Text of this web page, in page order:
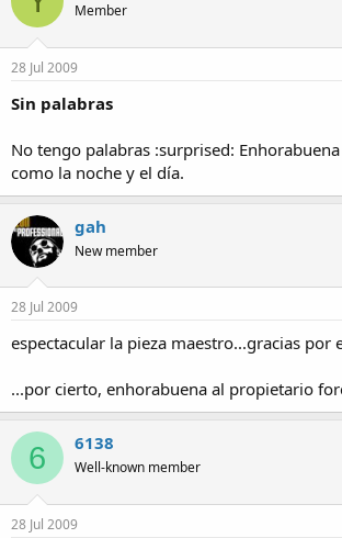
Member
28 Jul 2009
Sin palabras
No tengo palabras :surprised:
como la noche y el día.
gah
New member
28 Jul 2009
espectacular la pieza maestro...gracias por
...por cierto, enhorabuena al propietario
6 6138
Well-known member
28 Jul 2009